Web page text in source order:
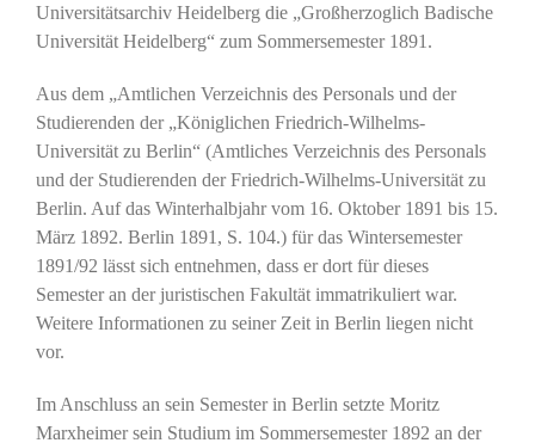
Universitätsarchiv Heidelberg die „Großherzoglich Badische
Universität Heidelberg“ zum Sommersemester 1891.
Aus dem „Amtlichen Verzeichnis des Personals und der
Studierenden der „Königlichen Friedrich-Wilhelms-
Universität zu Berlin“ (Amtliches Verzeichnis des Personals
und der Studierenden der Friedrich-Wilhelms-Universität zu
Berlin. Auf das Winterhalbjahr vom 16. Oktober 1891 bis 15.
März 1892. Berlin 1891, S. 104.) für das Wintersemester
1891/92 lässt sich entnehmen, dass er dort für dieses
Semester an der juristischen Fakultät immatrikuliert war.
Weitere Informationen zu seiner Zeit in Berlin liegen nicht
vor.
Im Anschluss an sein Semester in Berlin setzte Moritz
Marxheimer sein Studium im Sommersemester 1892 an der